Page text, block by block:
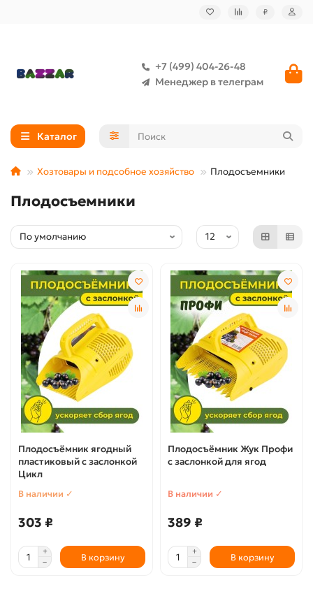
₽
+7 (499) 404-26-48
Менеджер в телеграм
Каталог
Хозтовары и подсобное хозяйство Плодосъемники
Плодосъемники
Плодосъёмник ягодный
пластиковый с заслонкой
Цикл
В наличии ✓
303 ₽
В корзину
Плодосъёмник Жук Профи
с заслонкой для ягод
В наличии ✓
389 ₽
В корзину